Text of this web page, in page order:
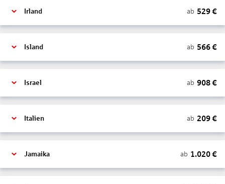
Irland ab 529€
Island ab 566€
Israel ab 908€
Italien ab 209€
Jamaika ab 1.020€